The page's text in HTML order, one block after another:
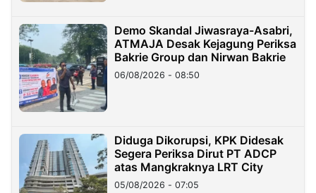
Demo Skandal Jiwasraya-Asabri,
ATMAJA Desak Kejagung Periksa
Bakrie Group dan Nirwan Bakrie
06/08/2026 - 08:50
Diduga Dikorupsi, KPK Didesak
Segera Periksa Dirut PT ADCP
atas Mangkraknya LRT City
05/08/2026 - 07:05